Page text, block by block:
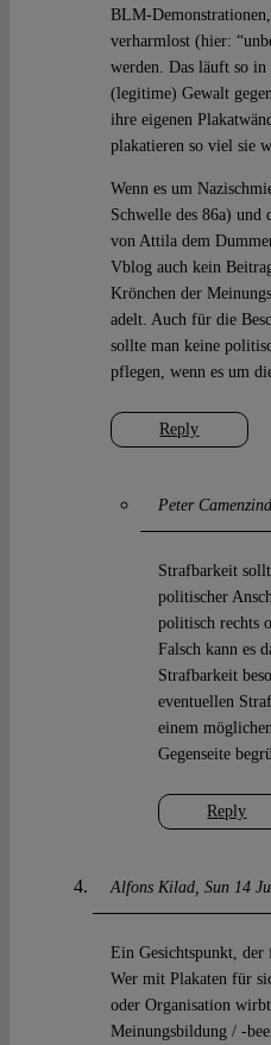
Reply
BLM-Demonstrationen,
verharmlost (hier:
werden. Das läuft so
(legitime) Gewalt
ihre eigenen
plakatieren so viel sie
Wenn es um
Schwelle des 86a) und
von Attila dem
Vblog auch kein
Krönchen der
adelt. Auch für die
sollte man keine
pflegen, wenn es um
Peter Camenzind
Reply
Strafbarkeit
politischer
politisch rechts
Falsch kann es
Strafbarkeit
eventuellen
einem
Gegenseite
Alfons Kilad Sun 14
Ein Gesichtspunkt,
Wer mit Plakaten für
oder Organisation
Meinungsbildung / -